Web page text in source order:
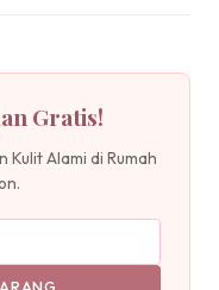
Gratis!
Kulit Alami di Rumah